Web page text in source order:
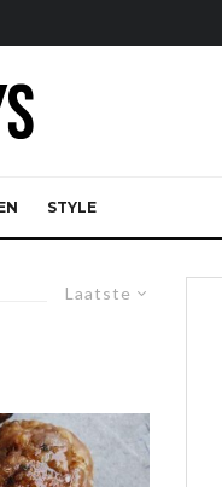
STYLE
Laatste